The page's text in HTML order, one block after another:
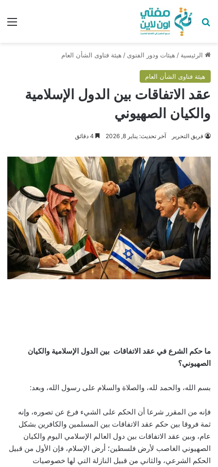
بحث عن
الرئيسية / هيئات ودور الفتوى / هيئة فتاوى الشأن العام
هيئة فتاوى الشأن العام
عقد الاتفاقات بين الدول الإسلامية
والكيان الصهيوني
فريق التحرير آخر تحديث: يناير 8, 2026
ما حكم الشرع في عقد الاتفاقات بين الدول الإسلامية والكيان
الصهيوني؟
بسم الله، والحمد لله، والصلاة والسلام على رسول الله، وبعد:
فإنه من المقرر شرعا أن الحكم على الشيء فرع عن تصوره، وإنه
ثمة فروقا بين حكم عقد الاتفاقات بين المسلمين والكافرين بشكل
عام، وبين عقد الاتفاقات بين دول العالم الإسلامي اليوم والكيان
الصهيوني الغاصب لأرض فلسطين؛ أرض الإسلام، فإن الأول من قبيل
الحكم الشرعي، والثاني من قبيل النازلة التي لها خصوصيات